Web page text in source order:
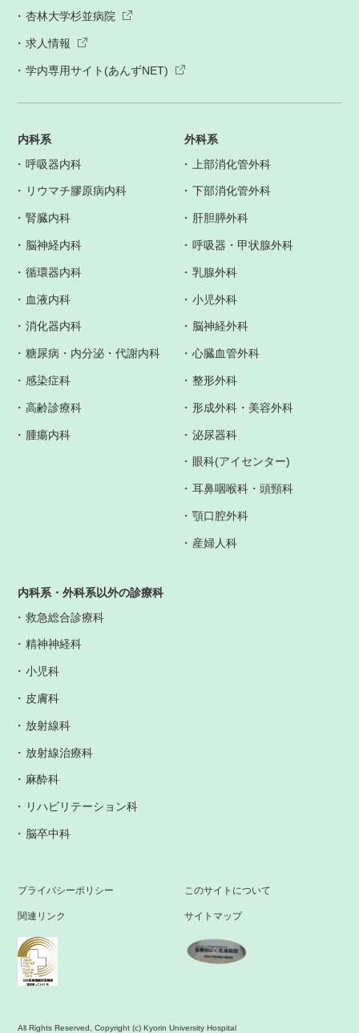
杏林大学杉並病院
求人情報
学内専用サイト(あんずNET)
内科系
呼吸器内科
リウマチ膠原病内科
腎臓内科
脳神経内科
循環器内科
血液内科
消化器内科
糖尿病・内分泌・代謝内科
感染症科
高齢診療科
腫瘍内科
外科系
上部消化管外科
下部消化管外科
肝胆膵外科
呼吸器・甲状腺外科
乳腺外科
小児外科
脳神経外科
心臓血管外科
整形外科
形成外科・美容外科
泌尿器科
眼科(アイセンター)
耳鼻咽喉科・頭頸科
顎口腔外科
産婦人科
内科系・外科系以外の診療科
救急総合診療科
精神神経科
小児科
皮膚科
放射線科
放射線治療科
麻酔科
リハビリテーション科
脳卒中科
プライバシーポリシー このサイトについて
関連リンク サイトマップ
All Rights Reserved, Copyright (c) Kyorin University Hospital